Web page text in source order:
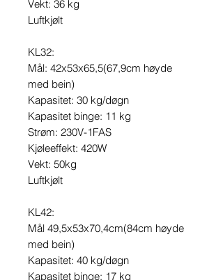
Vekt: 36 kg
Luftkjølt
KL32:
Mål: 42x53x65,5(67,9cm høyde
med bein)
Kapasitet: 30 kg/døgn
Kapasitet binge: 11 kg
Strøm: 230V-1FAS
Kjøleeffekt: 420W
Vekt: 50kg
Luftkjølt
KL42:
Mål 49,5x53x70,4cm(84cm høyde
med bein)
Kapasitet: 40 kg/døgn
Kapasitet binge: 17 kg